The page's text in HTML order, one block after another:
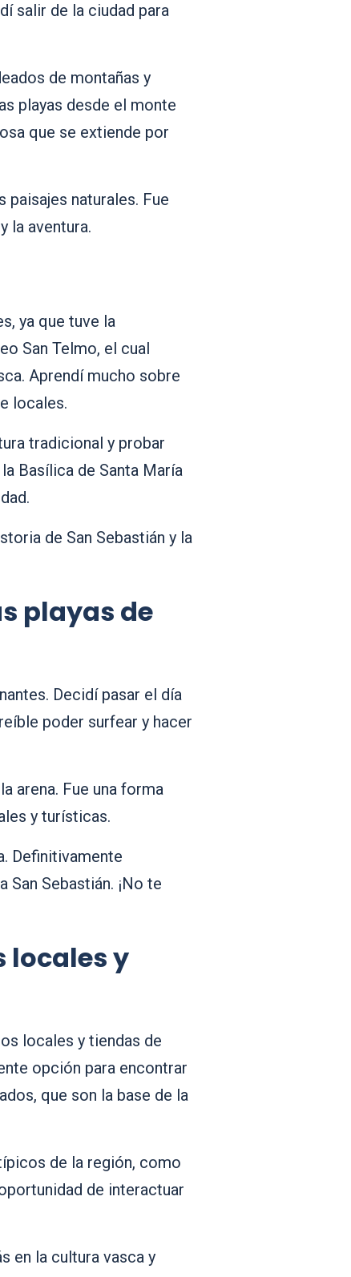
salir de la ciudad para
de montañas y
playas desde el monte
que se extiende por
naturales. Fue
la aventura.
ya que tuve la
San Telmo, el cual
Aprendí mucho sobre
locales.
tradicional y probar
Basílica de Santa María
de San Sebastián y la
playas de
Decidí pasar el día
poder surfear y hacer
arena. Fue una forma
y turísticas.
Definitivamente
Sebastián. ¡No te
locales y
locales y tiendas de
opción para encontrar
que son la base de la
de la región, como
de interactuar
en la cultura vasca y